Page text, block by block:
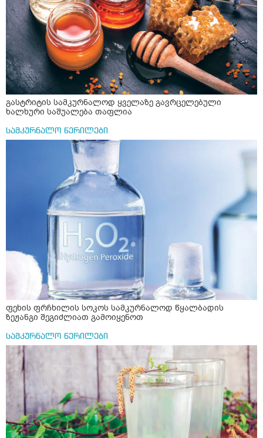
მოვამზადო უსაფრთხოდ. 2) მეორე ვარიანტი
მაინტერესებს რძესთან ერთად მიღება: რძეში ჩავყარო
ერთი სუფრის კოვზის მეოთხედი ფხვნილი კურკუმა და
ჩავყარო ცოტა შავი პილპილი და ავადუღო თუ ჯერ რძე
ავადუღო, ცოტა გათბეს და მერე ჩავყარო კურკუმა? და
საღამოს ვახშამზე რომ მივიღო თუ შეიძლება? P.S მიზანი
არის ანთების საწინააღმდეგო,ანტიოქსიდანტური და
დამამშვიდებელი( მშვიდი ძილისთვის)
გასტრიტის სამკურნალოდ ყველაზე გავრცელებული
ხალხური საშუალება თაფლია
სამკურნალო წერილები
ფეხის ფრჩხილის სოკოს სამკურნალოდ წყალბადის
ზეჟანგი შეგიძლიათ გამოიყენოთ
სამკურნალო წერილები